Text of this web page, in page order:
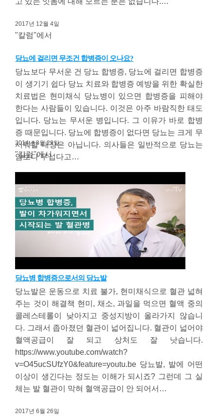
2017년 12월 4일
"칼럼"에서
당뇨에 걸리면 무조건 합병증이 오나요?
당뇨보다 무서운 건 당뇨 합병증, 당뇨에 걸리면 합병증
이 생기기 쉽다 당뇨 치료와 합병증 예방을 위한 확실한
치료법은 현미채식 당뇨병이 있으면 합병증을 피해야
한다는 사람들이 있습니다. 이것은 아주 바람직한 태도
입니다. 당뇨는 무서운 병입니다. 그 이유가 바로 합병
증 때문입니다. 당뇨에 합병증이 없다면 당뇨는 크게 무
서워할 대상은 아닙니다. 의사들은 일반적으로 당뇨는
암보다 무섭다고…
2014년 8월 29일
"칼럼"에서
당뇨병 합병증으로서의 당뇨발
당뇨발은 운동으로 치료 불가, 현미채식으로 혈관 넓혀
주는 것이 해결책 현미, 채소, 과일을 먹으면 혈액 중의
콜레스테롤이 낮아지고 중성지방이 올라가지 않습니
다. 그래서 좁아졌던 혈관이 넓어집니다. 혈관이 넓어야
혈액공급이 잘 되고 상처도 잘 낫습니다.
https://www.youtube.com/watch?
v=O45ucSUfzY0&feature=youtu.be 당뇨발, 발에 어떤
이상이 생긴다는 정도는 이해가 되시죠? 그런데 그 실
체는 발 혈관이 막혀 혈액공급이 안 되어서…
2017년 6월 26일